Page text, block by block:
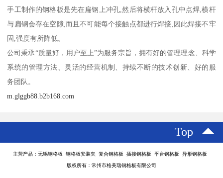
手工制作的钢格板是先在扁钢上冲孔,然后将横杆放入孔中点焊,横杆
与扁钢会存在空隙,而且不可能每个接触点都进行焊接,因此焊接不牢
固,强度有所降低。
公司秉承“质量好，用户至上”为服务宗旨，拥有好的管理理念、科学
系统的管理方法、灵活的经营机制、持续不断的技术创新、好的服
务团队。
m.glggb88.b2b168.com
Top
主营产品：无锡钢格板 钢格板安装夹 复合钢格板 插接钢格板 平台钢格板 异形钢格板
版权所有：常州市格美瑞钢格板有限公司